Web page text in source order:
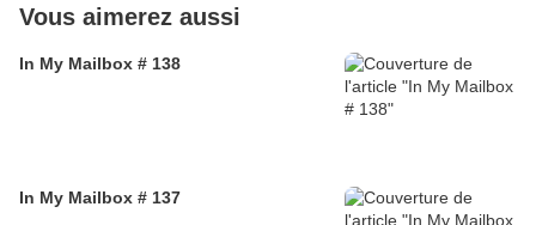
Vous aimerez aussi
In My Mailbox # 138
In My Mailbox # 137